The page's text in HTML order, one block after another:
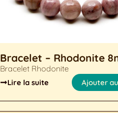
Bracelet – Rhodonite
Bracelet Rhodonite
Lire la suite Ajouter